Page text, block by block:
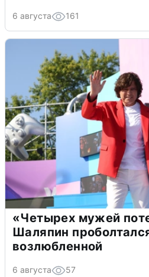
6 августа 161
«Четырех мужей
Шаляпин
возлюбленной
6 августа 57